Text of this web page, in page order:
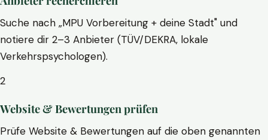
Suche nach „MPU Vorbereitung + deine Stadt" und
notiere dir 2–3 Anbieter (TÜV/DEKRA, lokale
Verkehrspsychologen).
2
Website & Bewertungen prüfen
Prüfe Website & Bewertungen auf die oben genannten